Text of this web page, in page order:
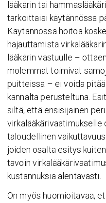
lääkärin tai
tarkoittaisi käytännössä
Käytännössä hoitoa
hajauttamista
lääkärin vastuulle –
molemmat toimivat
puitteissa – ei voida
kannalta perusteltuna.
siltä, että ensisijainen
virkalääkärivaatimukselle
taloudellinen
joiden osalta esitys
tavoin
kustannuksia alentavasti.
On myös huomioitavaa,